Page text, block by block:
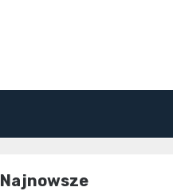
Najnowsze